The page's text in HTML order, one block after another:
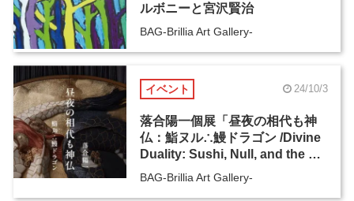
ルボニーと宮沢賢治
BAG-Brillia Art Gallery-
イベント 24/10/3
落合陽一個展「昼夜の相代も神
仏：鮨ヌル∴鰻ドラゴン /Divine
Duality: Sushi, Null, and the Eel
Dragon in Edo’s Cyclical Time
BAG-Brillia Art Gallery-